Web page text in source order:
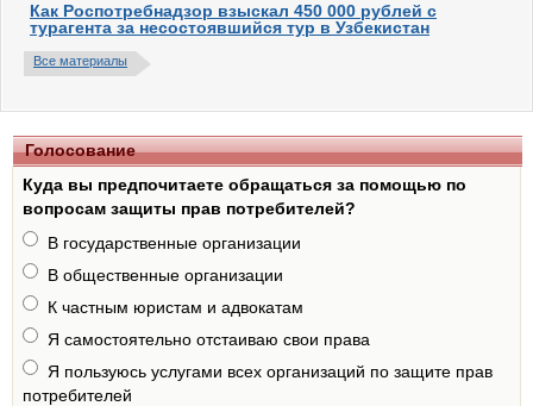
Как Роспотребнадзор взыскал 450 000 рублей с
турагента за несостоявшийся тур в Узбекистан
Все материалы
Голосование
Куда вы предпочитаете обращаться за помощью по
вопросам защиты прав потребителей?
В государственные организации
В общественные организации
К частным юристам и адвокатам
Я самостоятельно отстаиваю свои права
Я пользуюсь услугами всех организаций по защите прав
потребителей